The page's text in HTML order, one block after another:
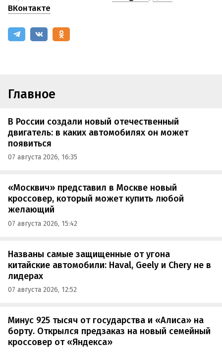
ВКонтакте
Главное
В России создали новый отечественный
двигатель: в каких автомобилях он может
появиться
07 августа 2026, 16:35
«Москвич» представил в Москве новый
кроссовер, который может купить любой
желающий
07 августа 2026, 15:42
Названы самые защищенные от угона
китайские автомобили: Haval, Geely и Chery не в
лидерах
07 августа 2026, 12:52
Минус 925 тысяч от государства и «Алиса» на
борту. Открылся предзаказ на новый семейный
кроссовер от «Яндекса»